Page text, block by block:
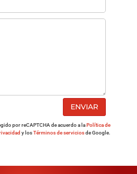
ENVIAR
por reCAPTCHA de acuerdo a laPolítica de
y losTérminos de serviciosde Google.